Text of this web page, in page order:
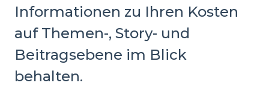
Informationen zu Ihren Kosten
auf Themen-, Story- und
Beitragsebene im Blick
behalten.